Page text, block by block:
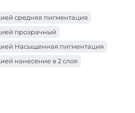
средняя пигментация
прозрачный
Насыщенная пигментация
нанесение в 2 слоя